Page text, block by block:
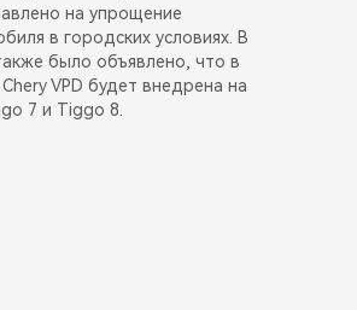
на упрощение
в городских условиях. В
было объявлено, что в
VPD будет внедрена на
7 и Tiggo 8.